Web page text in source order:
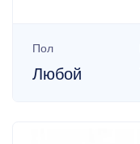
Пол
Любой